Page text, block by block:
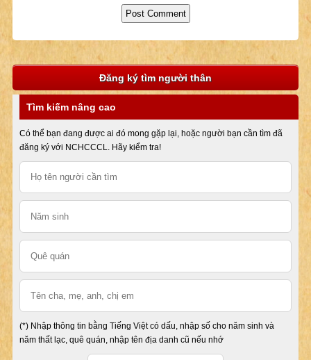
Đăng ký tìm người thân
Tìm kiếm nâng cao
Có thể bạn đang được ai đó mong gặp lại, hoặc người bạn cần tìm đã
đăng ký với NCHCCCL. Hãy kiểm tra!
(*) Nhập thông tin bằng Tiếng Việt có dấu, nhập số cho năm sinh và
năm thất lạc, quê quán, nhập tên địa danh cũ nếu nhớ